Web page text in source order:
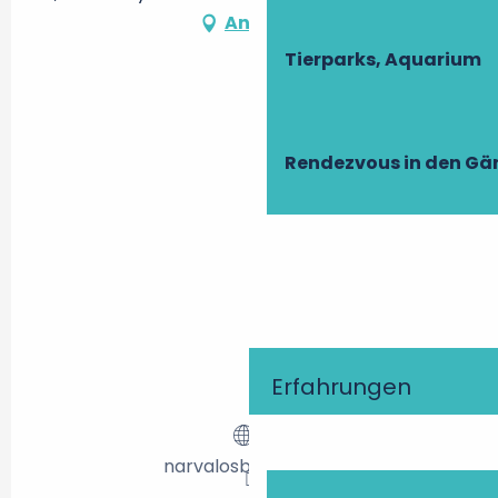
Tierparks, Aquarium
Rendezvous in den
Erfahrungen
Anfahrt
narvalosbikers.com